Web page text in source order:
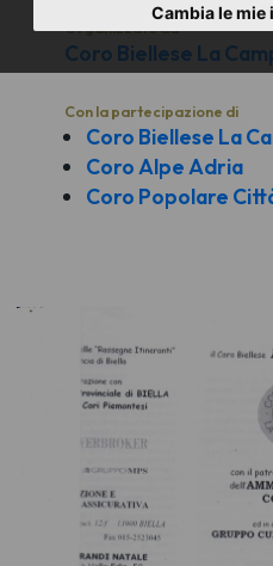
Cambia le
Organizzato da
Coro Biellese La
Con la partecipazione di
Coro Biellese La
Coro Alpe Adria
Coro Popolare